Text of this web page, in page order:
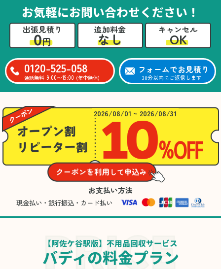
いても教えていただき、
今後の片付けにも役立つ
知識が増えました。また
何かあれば、ぜひお願い
心のこもったサービスを
ありがとうございまし
た。
お気軽にお問い合わせください！
出張見積り
0円
追加料金
なし
キャンセル
OK
0120-525-058
通話無料 9:00〜19:00 (年中無休)
フォームでお見積り
30分以内にご返信します
2026/08/01 ~ 2026/08/31
お支払い方法
現金払い・銀行振込・カード払い
【阿佐ケ谷駅版】不用品回収サービス
バディの料金プラン